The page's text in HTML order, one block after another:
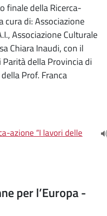
finale della Ricerca-
cura di: Associazione
Associazione Culturale
Chiara Inaudi, con il
della Provincia di
Prof. Franca
azione “I lavori delle
per l’Europa -